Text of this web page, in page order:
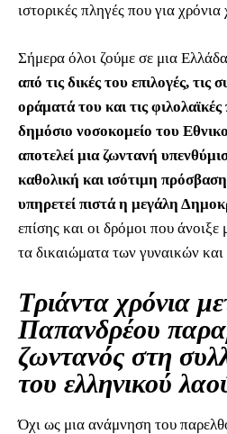
ιστορικές πληγές που για
Σήμερα όλοι ζούμε σε μια
από τις δικές του επιλογές, τις
οράματά του και τις
δημόσιο νοσοκομείο του
αποτελεί μια ζωντανή
καθολική και ισότιμη
υπηρετεί πιστά η μεγάλη
επίσης και οι δρόμοι που άνοιξε
τα δικαιώματα των γυναικών
Τριάντα χρόνια
Παπανδρέου
ζωντανός στη
του ελληνικού
Όχι ως μια ανάμνηση του